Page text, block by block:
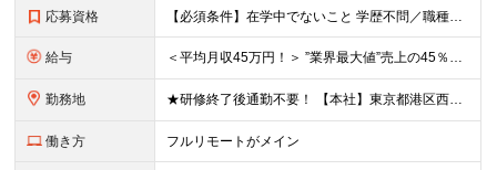
応募資格 【必須条件】在学中でないこと 学歴不問／職種未経験／業種未経験／社会人未経験／第二新卒／ブランクOK ◎応募時に特別な経験やスキルは必要ありません。 意欲・人柄重視の採用です！ ＼こんなあなた
給与 ＜平均月収45万円！＞ ”業界最大値”売上の45％以上をそのまま支給。 月給25万円以上＋インセンティブ ※研修後、月給35万円スタートの実績あり！ ◎経験・能力を考慮し決定します。 ◎頑張りに応じ
勤務地 ★研修終了後通勤不要！ 【本社】東京都港区西麻布1-2-14デュオ・スカーラ西麻布タワーウエスト 602号室 【品川支社】東京都品川区西五反田5-23-3BLOCKS目黒不動前3階 【大阪支社】大阪
働き方 フルリモートがメイン